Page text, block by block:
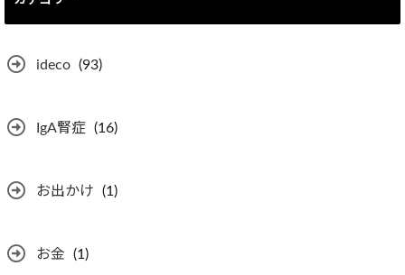
ideco (93)
IgA腎症 (16)
お出かけ (1)
お金 (1)